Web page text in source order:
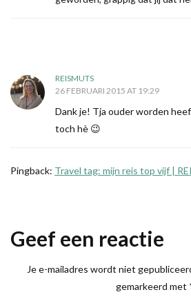
REISMUTS
26 FEBRUARI 2015 AT 19:29
Dank je! Tja ouder worden
toch hè 😉
Pingback: Travel tag: mijn reis top vijf |
Geef een reactie
Je e-mailadres wordt niet
gemarkeerd met